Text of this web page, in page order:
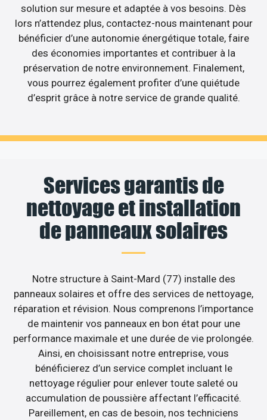
solution sur mesure et adaptée à vos besoins. Dès
lors n’attendez plus, contactez-nous maintenant pour
bénéficier d’une autonomie énergétique totale, faire
des économies importantes et contribuer à la
préservation de notre environnement. Finalement,
vous pourrez également profiter d’une quiétude
d’esprit grâce à notre service de grande qualité.
Services garantis de
nettoyage et installation
de panneaux solaires
Notre structure à Saint-Mard (77) installe des
panneaux solaires et offre des services de nettoyage,
réparation et révision. Nous comprenons l’importance
de maintenir vos panneaux en bon état pour une
performance maximale et une durée de vie prolongée.
Ainsi, en choisissant notre entreprise, vous
bénéficierez d’un service complet incluant le
nettoyage régulier pour enlever toute saleté ou
accumulation de poussière affectant l’efficacité.
Pareillement, en cas de besoin, nos techniciens